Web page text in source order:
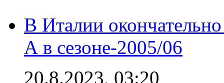
В Италии
А в сезоне-2005/06
20.8.2023, 03:20